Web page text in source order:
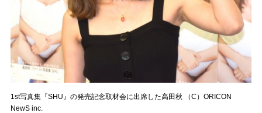
1st写真集『SHU』の発売記念取材会に出席した高田秋 （C）ORICON
NewS inc.